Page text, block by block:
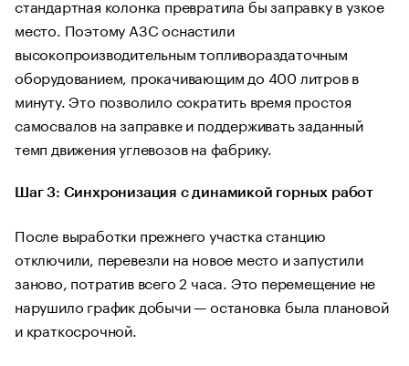
стандартная колонка превратила бы заправку в узкое
место. Поэтому АЗС оснастили
высокопроизводительным топливораздаточным
оборудованием, прокачивающим до 400 литров в
минуту. Это позволило сократить время простоя
самосвалов на заправке и поддерживать заданный
темп движения углевозов на фабрику.
Шаг 3: Синхронизация с динамикой горных работ
После выработки прежнего участка станцию
отключили, перевезли на новое место и запустили
заново, потратив всего 2 часа. Это перемещение не
нарушило график добычи — остановка была плановой
и краткосрочной.